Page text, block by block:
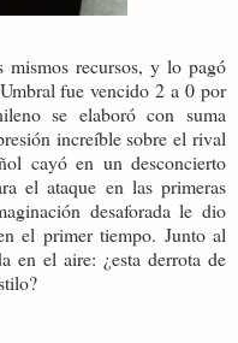
mismos recursos, y lo pagó
fue vencido 2 a 0 por
se elaboró con suma
increíble sobre el rival
cayó en un desconcierto
el ataque en las primeras
desaforada le dio
el primer tiempo. Junto al
en el aire: ¿esta derrota de